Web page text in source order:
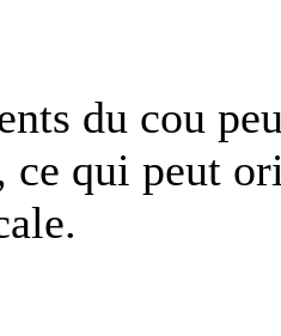
du cou
ce qui peut